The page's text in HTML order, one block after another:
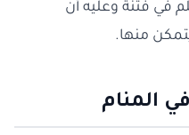
في فتنة وعليه أن
منها.
المنام